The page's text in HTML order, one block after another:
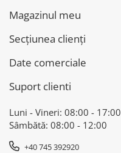
Magazinul meu
Secțiunea clienți
Date comerciale
Suport clienti
Luni - Vineri: 08:00 - 17:00
Sâmbătă: 08:00 - 12:00
+40 745 392920